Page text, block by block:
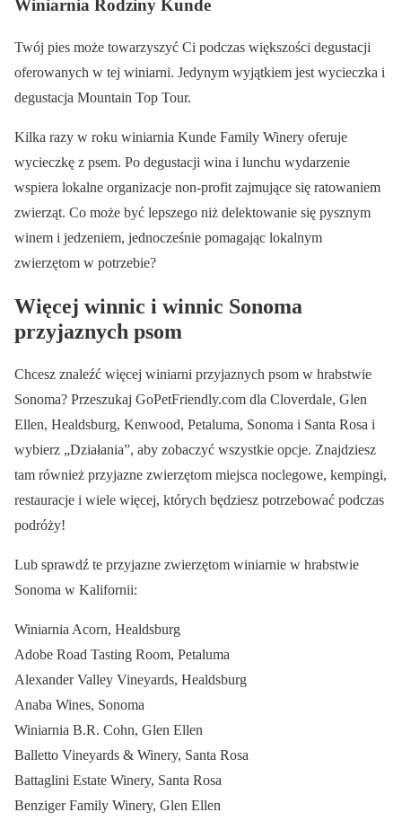
Winiarnia Rodziny Kunde
Twój pies może towarzyszyć Ci podczas większości degustacji
oferowanych w tej winiarni. Jedynym wyjątkiem jest wycieczka i
degustacja Mountain Top Tour.
Kilka razy w roku winiarnia Kunde Family Winery oferuje
wycieczkę z psem. Po degustacji wina i lunchu wydarzenie
wspiera lokalne organizacje non-profit zajmujące się ratowaniem
zwierząt. Co może być lepszego niż delektowanie się pysznym
winem i jedzeniem, jednocześnie pomagając lokalnym
zwierzętom w potrzebie?
Więcej winnic i winnic Sonoma
przyjaznych psom
Chcesz znaleźć więcej winiarni przyjaznych psom w hrabstwie
Sonoma? Przeszukaj GoPetFriendly.com dla Cloverdale, Glen
Ellen, Healdsburg, Kenwood, Petaluma, Sonoma i Santa Rosa i
wybierz „Działania”, aby zobaczyć wszystkie opcje. Znajdziesz
tam również przyjazne zwierzętom miejsca noclegowe, kempingi,
restauracje i wiele więcej, których będziesz potrzebować podczas
podróży!
Lub sprawdź te przyjazne zwierzętom winiarnie w hrabstwie
Sonoma w Kalifornii:
Winiarnia Acorn, Healdsburg
Adobe Road Tasting Room, Petaluma
Alexander Valley Vineyards, Healdsburg
Anaba Wines, Sonoma
Winiarnia B.R. Cohn, Glen Ellen
Balletto Vineyards & Winery, Santa Rosa
Battaglini Estate Winery, Santa Rosa
Benziger Family Winery, Glen Ellen